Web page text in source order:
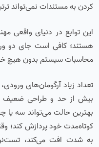
کردن به مستندات نمی‌تواند
این توابع در دنیای واقعی
هستند؛ کافی است جای دو
محاسبات سیستم بدون هیچ
تعداد زیاد آرگومان‌های
بیش از حد و طراحی ضعیف
بهترین حالت می‌تواند سه یا
کوتاه‌مدت خود پردازش کند؛
به شدت افت می‌کند،